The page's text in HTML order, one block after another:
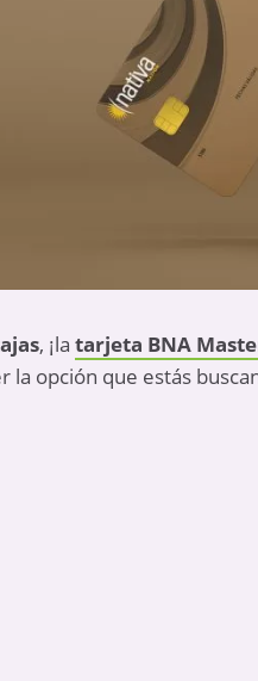
, ¡la tarjeta BNA
la opción que estás